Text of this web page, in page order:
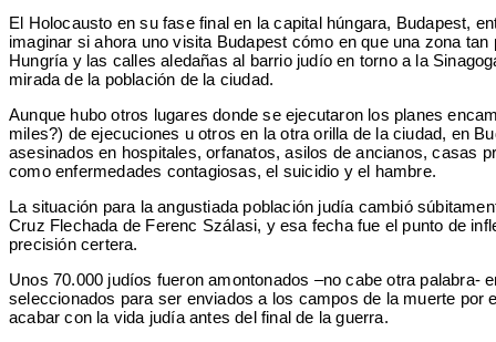
El Holocausto en su fase final en la capital húngara, Budapest,
imaginar si ahora uno visita Budapest cómo en que una zona
Hungría y las calles aledañas al barrio judío en torno a la
mirada de la población de la ciudad.
Aunque hubo otros lugares donde se ejecutaron los planes
miles?) de ejecuciones u otros en la otra orilla de la ciudad, en
asesinados en hospitales, orfanatos, asilos de ancianos, casas
como enfermedades contagiosas, el suicidio y el hambre.
La situación para la angustiada población judía cambió
Cruz Flechada de Ferenc Szálasi, y esa fecha fue el punto de
precisión certera.
Unos 70.000 judíos fueron amontonados –no cabe otra
seleccionados para ser enviados a los campos de la muerte por
acabar con la vida judía antes del final de la guerra.